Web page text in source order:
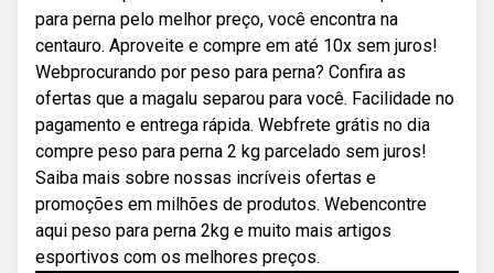
para perna pelo melhor preço, você encontra na
centauro. Aproveite e compre em até 10x sem juros!
Webprocurando por peso para perna? Confira as
ofertas que a magalu separou para você. Facilidade no
pagamento e entrega rápida. Webfrete grátis no dia
compre peso para perna 2 kg parcelado sem juros!
Saiba mais sobre nossas incríveis ofertas e
promoções em milhões de produtos. Webencontre
aqui peso para perna 2kg e muito mais artigos
esportivos com os melhores preços.